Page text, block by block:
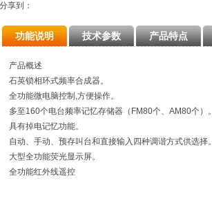
分享到：
功能说明 技术参数 产品特点
产品概述
石英锁相环式频率合成器。
全功能微电脑控制,方便操作。
多至160个电台频率记忆存储器（FM80个、AM80个）。
具有掉电记忆功能。
自动、手动、预存叫台和直接输入四种调谐方式供选择。
大型全功能荧光显示屏。
全功能红外线遥控